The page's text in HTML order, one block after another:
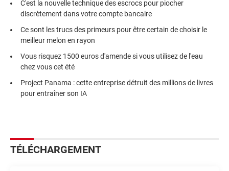
C'est la nouvelle technique des escrocs pour piocher
discrètement dans votre compte bancaire
Ce sont les trucs des primeurs pour être certain de choisir le
meilleur melon en rayon
Vous risquez 1500 euros d'amende si vous utilisez de l'eau
chez vous cet été
Project Panama : cette entreprise détruit des millions de livres
pour entraîner son IA
TÉLÉCHARGEMENT